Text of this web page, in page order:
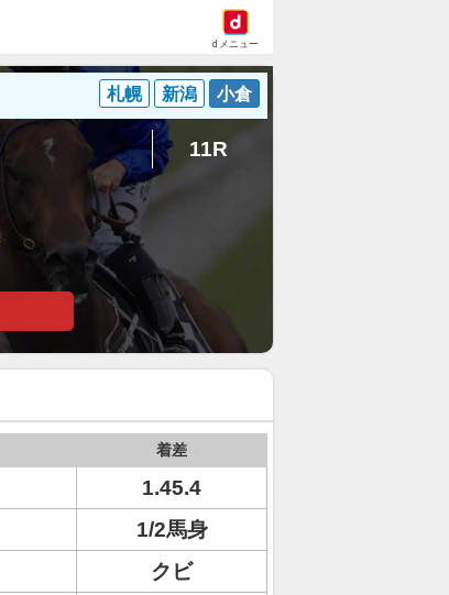
dメニュー
札幌 新潟 小倉
11R
着差
1.45.4
1/2馬身
クビ